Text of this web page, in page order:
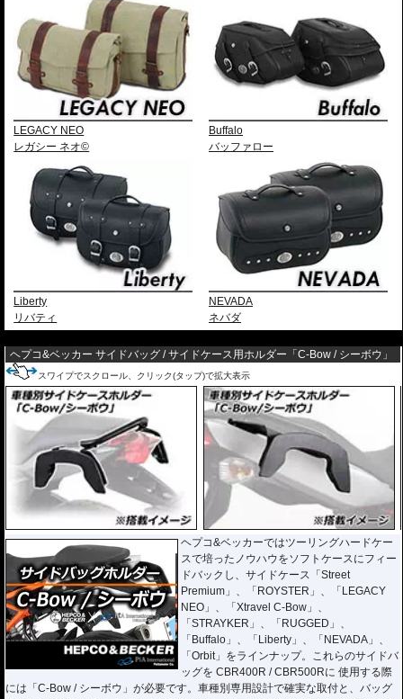
LEGACY NEO
レガシー ネオ©
Buffalo
バッファロー
Liberty
リバティ
NEVADA
ネバダ
ヘプコ&ベッカー サイドバッグ / サイドケース用ホルダー「C-Bow / シーボウ」
スワイプでスクロール、クリック(タップ)で拡大表示
ヘプコ&ベッカーではツーリングハードケー
スで培ったノウハウをソフトケースにフィー
ドバックし、サイドケース「Street
Premium」、「ROYSTER」、「LEGACY
NEO」、「Xtravel C-Bow」、
「STRAYKER」、「RUGGED」、
「Buffalo」、「Liberty」、「NEVADA」、
「Orbit」をラインナップ。これらのサイドバ
ッグを CBR400R / CBR500Rに 使用する際
には「C-Bow / シーボウ」が必要です。車種別専用設計で確実な取付と、バッグ